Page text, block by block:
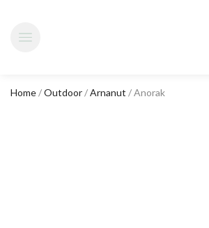
Home/Outdoor/Arnanut / Anorak